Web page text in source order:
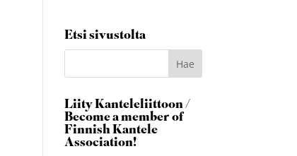
Etsi sivustolta
Liity Kanteleliittoon /
Become a member of
Finnish Kantele
Association!